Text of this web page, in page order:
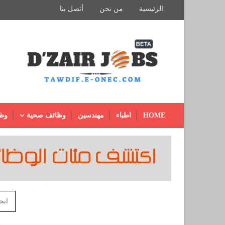
الرئيسية من نحن أتصل بنا
HOME اطباء مهندسين وظائف صحية